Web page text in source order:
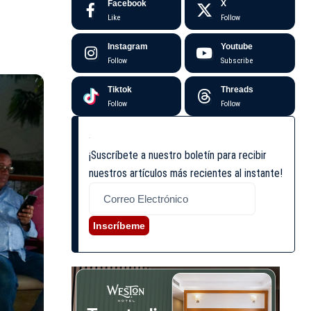
Facebook
Like
X
Follow
Instagram
Follow
Youtube
Subscribe
Tiktok
Follow
Threads
Follow
¡Suscríbete a nuestro boletín para recibir
nuestros artículos más recientes al instante!
Inscríbeme